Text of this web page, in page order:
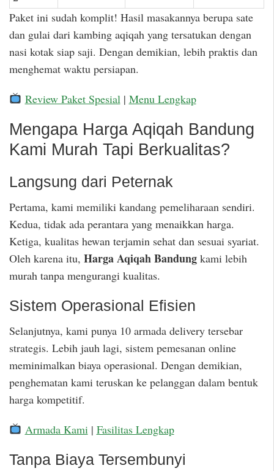
Paket ini sudah komplit! Hasil masakannya berupa sate
dan gulai dari kambing aqiqah yang tersatukan dengan
nasi kotak siap saji. Dengan demikian, lebih praktis dan
menghemat waktu persiapan.
Review Paket Spesial | Menu Lengkap
Mengapa Harga Aqiqah Bandung
Kami Murah Tapi Berkualitas?
Langsung dari Peternak
Pertama, kami memiliki kandang pemeliharaan sendiri.
Kedua, tidak ada perantara yang menaikkan harga.
Ketiga, kualitas hewan terjamin sehat dan sesuai syariat.
Oleh karena itu, Harga Aqiqah Bandung kami lebih
murah tanpa mengurangi kualitas.
Sistem Operasional Efisien
Selanjutnya, kami punya 10 armada delivery tersebar
strategis. Lebih jauh lagi, sistem pemesanan online
meminimalkan biaya operasional. Dengan demikian,
penghematan kami teruskan ke pelanggan dalam bentuk
harga kompetitif.
Armada Kami | Fasilitas Lengkap
Tanpa Biaya Tersembunyi